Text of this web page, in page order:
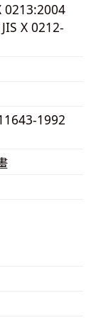
0213:2004
X 0212-
1992